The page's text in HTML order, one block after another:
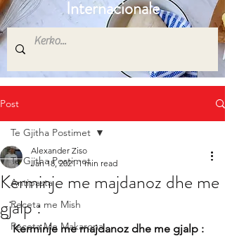
Internacionale
Post
Te Gjitha Postimet
Antipasta
Receta me Mish
Receta Me Makarona
Te Gjitha Postimet
Kerminje me majdanoz dhe me
gjalp :
Alexander Ziso
Jan 18, 2021 1 min read
Kerminje me majdanoz dhe me gjalp :